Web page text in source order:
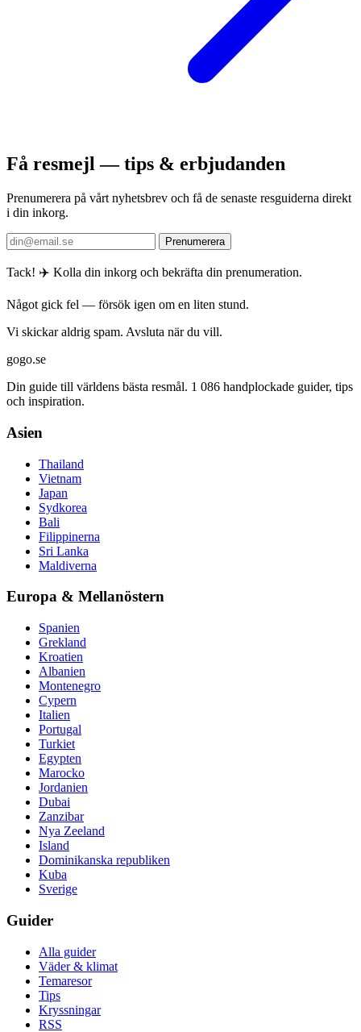
Få resmejl — tips & erbjudanden
Prenumerera på vårt nyhetsbrev och få de senaste resguiderna direkt
i din inkorg.
Prenumerera
Tack! ✈️ Kolla din inkorg och bekräfta din prenumeration.
Något gick fel — försök igen om en liten stund.
Vi skickar aldrig spam. Avsluta när du vill.
gogo.se
Din guide till världens bästa resmål. 1 086 handplockade guider, tips
och inspiration.
Asien
Thailand
Vietnam
Japan
Sydkorea
Bali
Filippinerna
Sri Lanka
Maldiverna
Europa & Mellanöstern
Spanien
Grekland
Kroatien
Albanien
Montenegro
Cypern
Italien
Portugal
Turkiet
Egypten
Marocko
Jordanien
Dubai
Zanzibar
Nya Zeeland
Island
Dominikanska republiken
Kuba
Sverige
Guider
Alla guider
Väder & klimat
Temaresor
Tips
Kryssningar
RSS